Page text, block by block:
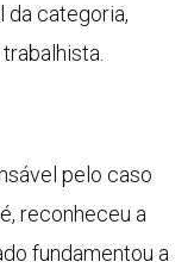
da categoria,
pelo caso
reconheceu a
fundamentou a